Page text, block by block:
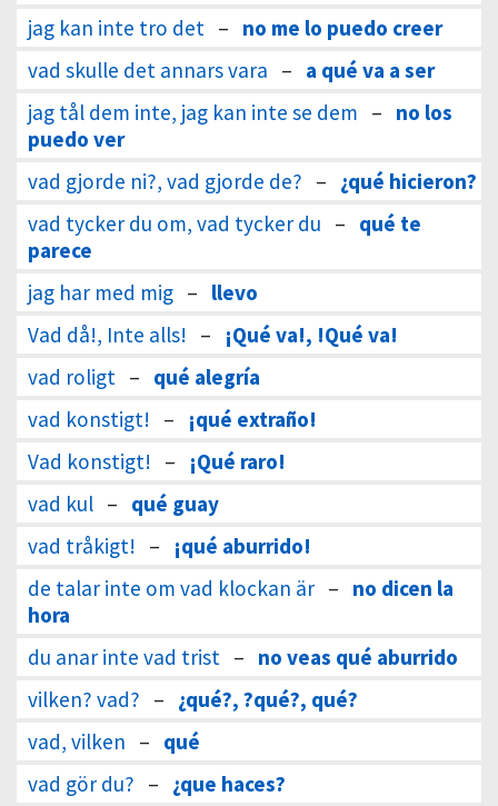
jag kan inte tro det – no me lo puedo creer
vad skulle det annars vara – a qué va a ser
jag tål dem inte, jag kan inte se dem – no los
puedo ver
vad gjorde ni?, vad gjorde de? – ¿qué hicieron?
vad tycker du om, vad tycker du – qué te
parece
jag har med mig – llevo
Vad då!, Inte alls! –
¡Qué va!, !Qué va!
vad roligt – qué alegría
vad konstigt! –
¡qué extraño!
Vad konstigt! –
¡Qué raro!
vad kul – qué guay
vad tråkigt! –
¡qué aburrido!
de talar inte om vad klockan är – no dicen la
hora
du anar inte vad trist – no veas qué aburrido
vilken? vad? – ¿qué?, ?qué?, qué?
vad, vilken – qué
vad gör du? – ¿que haces?